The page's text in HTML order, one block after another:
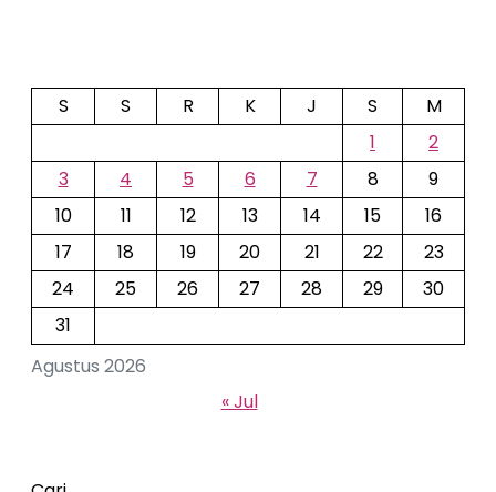
Agustus 2026
S S R K J S
M
1
2
3
4 5 6 7 8
9
10
11 12 13 14 15
16
17
18 19 20 21 22
23
24
25 26 27 28 29
30
31
« Jul